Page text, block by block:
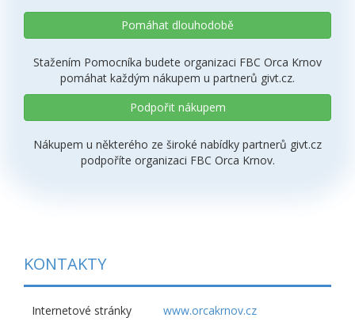
Pomáhat dlouhodobě
Stažením Pomocníka budete organizaci FBC Orca Krnov
pomáhat každým nákupem u partnerů givt.cz.
Podpořit nákupem
Nákupem u některého ze široké nabídky partnerů givt.cz
podpoříte organizaci FBC Orca Krnov.
KONTAKTY
Internetové stránky www.orcakrnov.cz